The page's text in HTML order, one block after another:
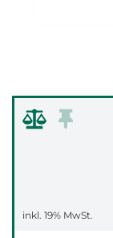
inkl. 19% MwSt.